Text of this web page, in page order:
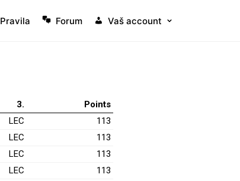
Pravila Forum Vaš account
3.
Points
LEC
113
LEC
113
LEC
113
LEC
113